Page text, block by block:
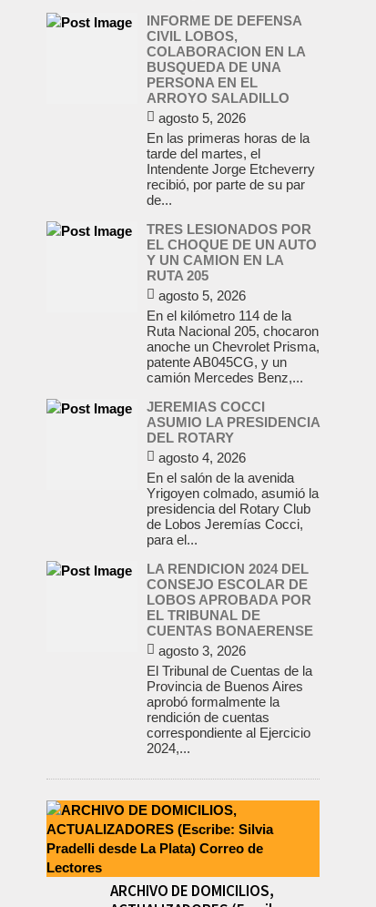
INFORME DE DEFENSA
CIVIL LOBOS,
COLABORACION EN LA
BUSQUEDA DE UNA
PERSONA EN EL
ARROYO SALADILLO
agosto 5, 2026
En las primeras horas de la
tarde del martes, el
Intendente Jorge Etcheverry
recibió, por parte de su par
de...
TRES LESIONADOS POR
EL CHOQUE DE UN AUTO
Y UN CAMION EN LA
RUTA 205
agosto 5, 2026
En el kilómetro 114 de la
Ruta Nacional 205, chocaron
anoche un Chevrolet Prisma,
patente AB045CG, y un
camión Mercedes Benz,...
JEREMIAS COCCI
ASUMIO LA PRESIDENCIA
DEL ROTARY
agosto 4, 2026
En el salón de la avenida
Yrigoyen colmado, asumió la
presidencia del Rotary Club
de Lobos Jeremías Cocci,
para el...
LA RENDICION 2024 DEL
CONSEJO ESCOLAR DE
LOBOS APROBADA POR
EL TRIBUNAL DE
CUENTAS BONAERENSE
agosto 3, 2026
El Tribunal de Cuentas de la
Provincia de Buenos Aires
aprobó formalmente la
rendición de cuentas
correspondiente al Ejercicio
2024,...
ARCHIVO DE DOMICILIOS,